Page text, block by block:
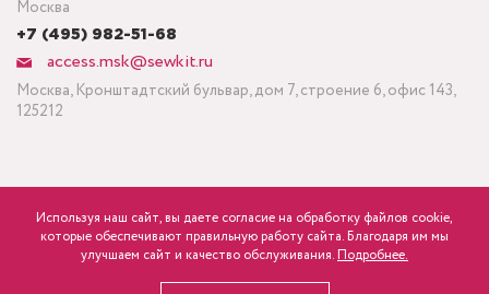
розница Минимальный заказ ткани от 3 метров
Москва
+7 (495) 982-51-68
access.msk@sewkit.ru
Москва, Кронштадтский бульвар, дом 7, строение 6, офис 143,
125212
Политика конфиденциальности
ПОДПИСАТЬСЯ НА НОВОСТИ
Используя наш сайт, вы даете согласие на обработку файлов cookie,
которые обеспечивают правильную работу сайта. Благодаря им мы
улучшаем сайт и качество обслуживания. Подробнее.